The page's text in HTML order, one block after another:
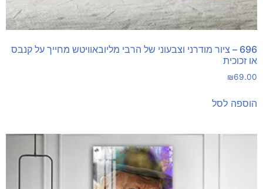
696 – ציור מודרני וצבעוני של הרבי מליובאוויטש מחייך על קנבס
או זכוכית
₪69.00
הוספה לסל